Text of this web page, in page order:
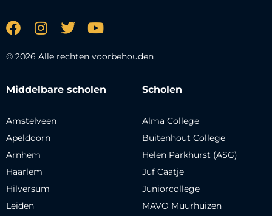
© 2026 Alle rechten voorbehouden
Middelbare scholen
Amstelveen
Apeldoorn
Arnhem
Haarlem
Hilversum
Leiden
Scholen
Alma College
Buitenhout College
Helen Parkhurst (ASG)
Juf Caatje
Juniorcollege
MAVO Muurhuizen